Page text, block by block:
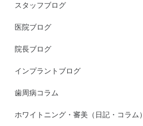
スタッフブログ
医院ブログ
院長ブログ
インプラントブログ
歯周病コラム
ホワイトニング・審美（日記・コラム）